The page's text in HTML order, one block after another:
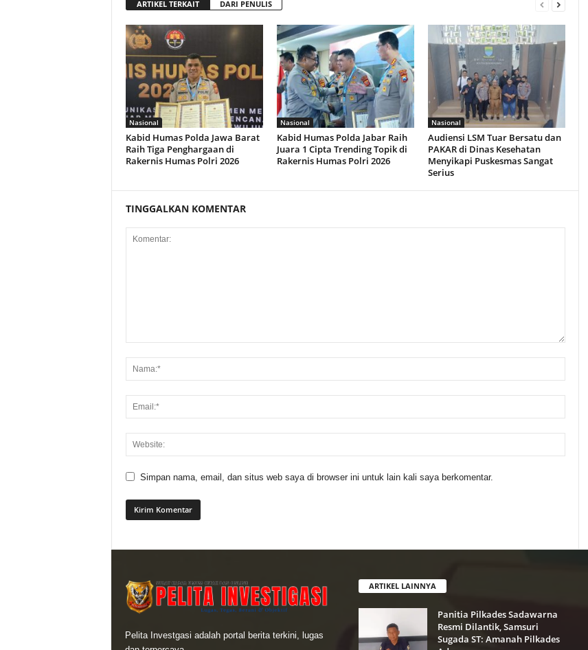
ARTIKEL TERKAIT DARI PENULIS
Nasional
Kabid Humas Polda Jawa Barat
Raih Tiga Penghargaan di
Rakernis Humas Polri 2026
Nasional
Kabid Humas Polda Jabar Raih
Juara 1 Cipta Trending Topik di
Rakernis Humas Polri 2026
Nasional
Audiensi LSM Tuar Bersatu dan
PAKAR di Dinas Kesehatan
Menyikapi Puskesmas Sangat
Serius
TINGGALKAN KOMENTAR
Simpan nama, email, dan situs web saya di browser ini untuk lain kali saya berkomentar.
Pelita Investgasi adalah portal berita terkini, lugas
ARTIKEL LAINNYA
Panitia Pilkades Sadawarna
Resmi Dilantik, Samsuri
Sugada ST: Amanah Pilkades